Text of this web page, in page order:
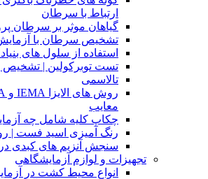
ارتباط با سرطان
گیاهان موثر بر سرطان
تشخیص سرطان با
استفاده از سلول های
تست توبرکولین |
تالاسمی
معایب
چکاپ کلیه شامل چه
رنگ آمیزی اسید فست |
سنجش آنزیم های کبدی در
تجهیزات و لوازم آزمایشگاهی
انواع محیط کشت در